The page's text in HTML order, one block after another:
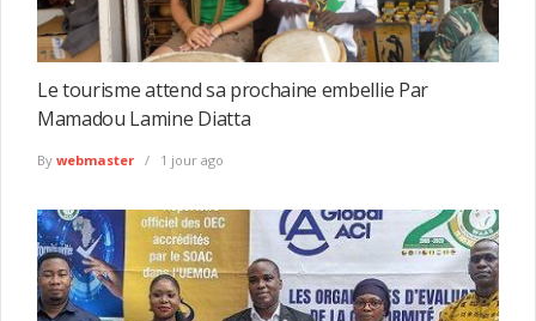
Le tourisme attend sa prochaine embellie Par
Mamadou Lamine Diatta
By webmaster 1 jour ago